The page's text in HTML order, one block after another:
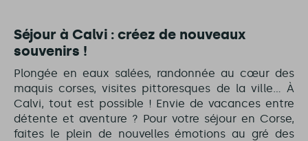
Séjour à Calvi : créez de nouveaux
souvenirs !
Plongée en eaux salées, randonnée au cœur des
maquis corses, visites pittoresques de la ville… À
Calvi, tout est possible ! Envie de vacances entre
détente et aventure ? Pour votre séjour en Corse,
faites le plein de nouvelles émotions au gré des